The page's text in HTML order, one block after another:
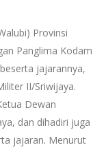
Provinsi
Panglima Kodam
jajarannya,
II/Sriwijaya.
Dewan
dan dihadiri juga
jajaran. Menurut